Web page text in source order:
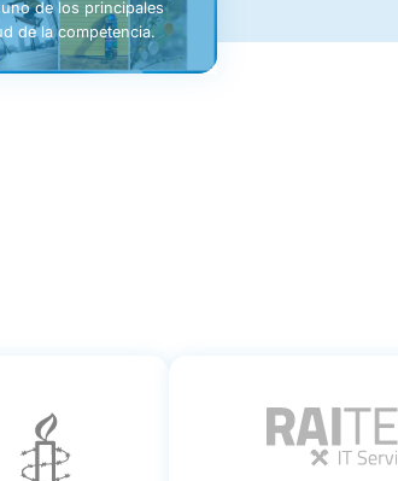
de los principales
de la competencia.